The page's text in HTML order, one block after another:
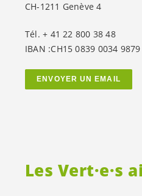
Les Vert·e·s
CH-1211 Genève 4
Tél. + 41 22 800 38 48
IBAN :CH15 0839 0034
ENVOYER UN EMAIL